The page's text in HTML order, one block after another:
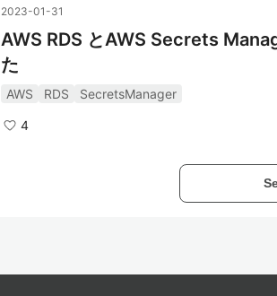
2023-01-31
AWS RDS とAWS Secrets
た
AWS RDS SecretsManager
4